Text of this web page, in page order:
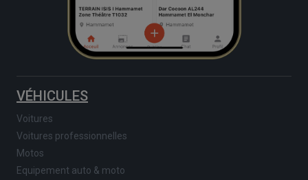
VÉHICULES
Voitures
Voitures professionnelles
Motos
Equipement auto & moto